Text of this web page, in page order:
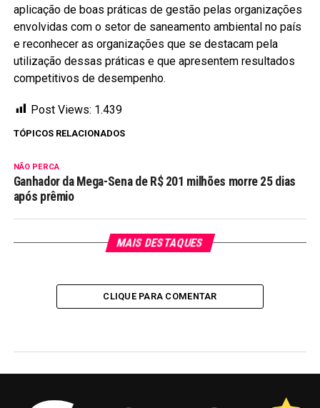
aplicação de boas práticas de gestão pelas organizações
envolvidas com o setor de saneamento ambiental no país
e reconhecer as organizações que se destacam pela
utilização dessas práticas e que apresentem resultados
competitivos de desempenho.
Post Views: 1.439
TÓPICOS RELACIONADOS
NÃO PERCA
Ganhador da Mega-Sena de R$ 201 milhões morre 25 dias
após prêmio
MAIS DESTAQUES
CLIQUE PARA COMENTAR